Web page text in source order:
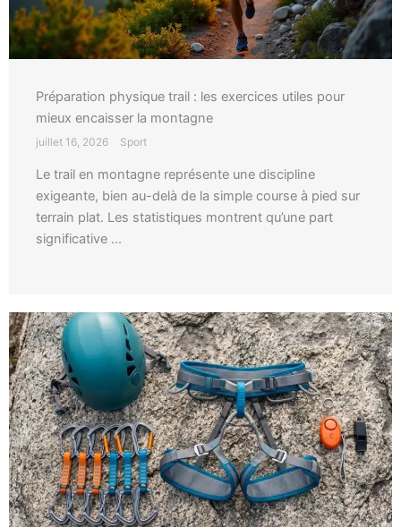
Préparation physique trail : les exercices utiles pour
mieux encaisser la montagne
juillet 16, 2026 Sport
Le trail en montagne représente une discipline
exigeante, bien au-delà de la simple course à pied sur
terrain plat. Les statistiques montrent qu’une part
significative ...